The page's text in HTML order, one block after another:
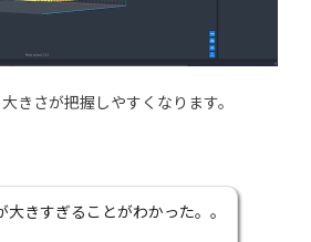
きさが把握しやすくなります。
大きすぎることがわかった。。